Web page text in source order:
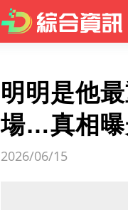
明明是他
場…真相曝
2026/06/15